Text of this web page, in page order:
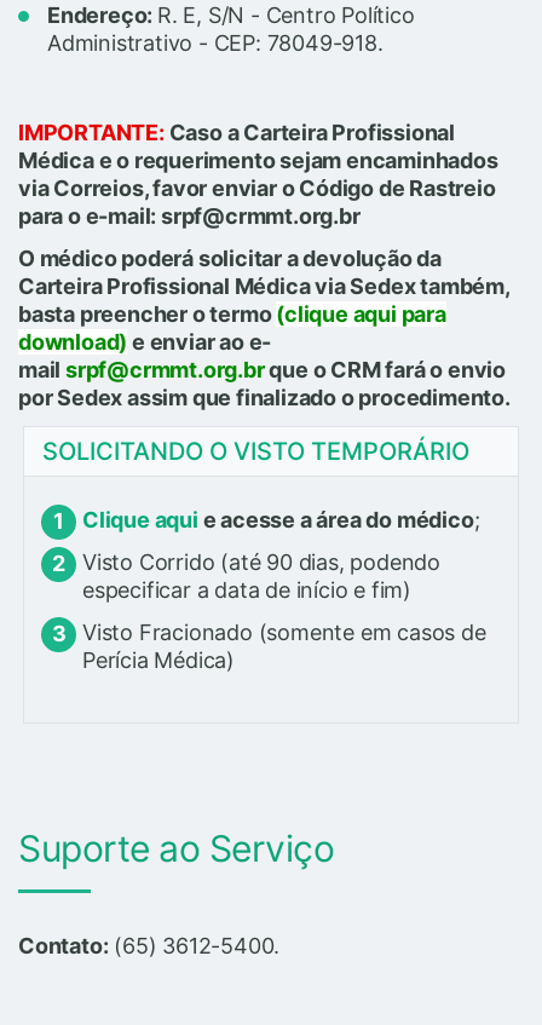
Endereço: R. E, S/N - Centro Político
Administrativo - CEP: 78049-918.
IMPORTANTE: Caso a Carteira Profissional
Médica e o requerimento sejam encaminhados
via Correios, favor enviar o Código de Rastreio
para o e-mail: srpf@crmmt.org.br
O médico poderá solicitar a devolução da
Carteira Profissional Médica via Sedex também,
basta preencher o termo(clique aqui para
download) e enviar ao e-
mail srpf@crmmt.org.brque o CRM fará o envio
por Sedex assim que finalizado o procedimento.
SOLICITANDO O VISTO TEMPORÁRIO
Clique aqui e acesse a área do médico;
Visto Corrido (até 90 dias, podendo
especificar a data de início e fim)
Visto Fracionado (somente em casos de
Perícia Médica)
Suporte ao Serviço
Contato: (65) 3612-5400.